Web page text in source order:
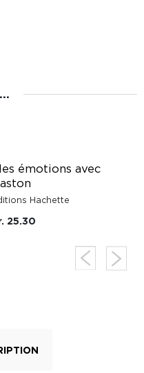
émotions avec
Hachette
25.30